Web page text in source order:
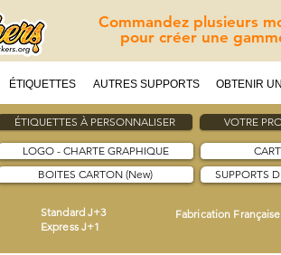
Commandez plusieurs
pour créer une
ÉTIQUETTES AUTRES SUPPORTS OBTENIR
ÉTIQUETTES À PERSONNALISER VOTRE
LOGO - CHARTE GRAPHIQUE
BOITES CARTON (New)
SUPPORTS
Standard J+3
Express J+1
Fabrication Française